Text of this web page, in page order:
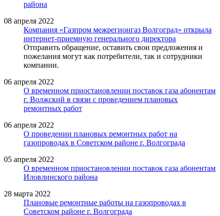
района
08 апреля 2022
Компания «Газпром межрегионгаз Волгоград» открыла
интернет-приемную генерального директора
Отправить обращение, оставить свои предложения и
пожелания могут как потребители, так и сотрудники
компании.
06 апреля 2022
О временном приостановлении поставок газа абонентам
г. Волжский в связи с проведением плановых
ремонтных работ
06 апреля 2022
О проведении плановых ремонтных работ на
газопроводах в Советском районе г. Волгограда
05 апреля 2022
О временном приостановлении поставок газа абонентам
Иловлинского района
28 марта 2022
Плановые ремонтные работы на газопроводах в
Советском районе г. Волгограда